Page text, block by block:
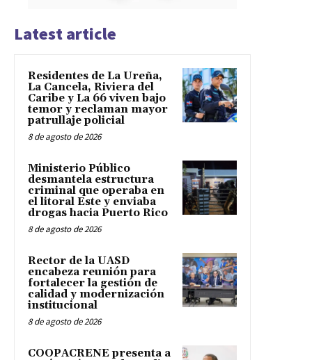
Latest article
Residentes de La Ureña,
La Cancela, Riviera del
Caribe y La 66 viven bajo
temor y reclaman mayor
patrullaje policial
8 de agosto de 2026
Ministerio Público
desmantela estructura
criminal que operaba en
el litoral Este y enviaba
drogas hacia Puerto Rico
8 de agosto de 2026
Rector de la UASD
encabeza reunión para
fortalecer la gestión de
calidad y modernización
institucional
8 de agosto de 2026
COOPACRENE presenta a